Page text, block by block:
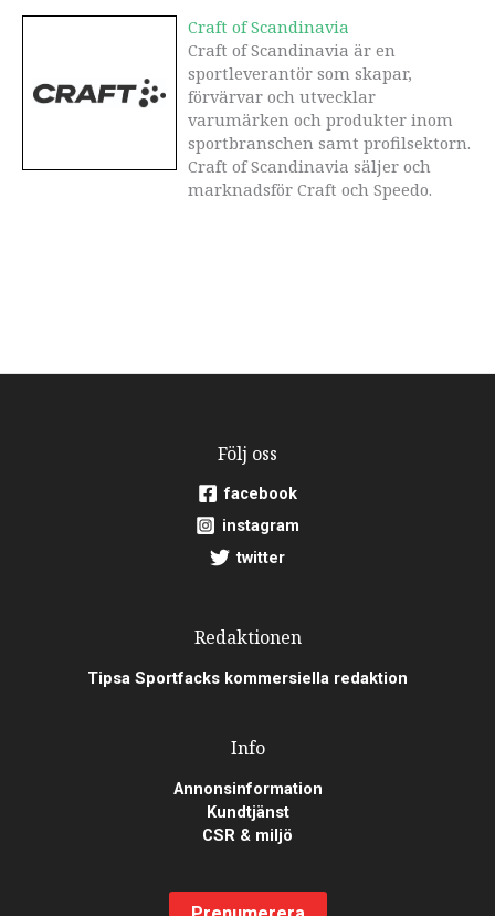
Craft of Scandinavia
Craft of Scandinavia är en
sportleverantör som skapar,
förvärvar och utvecklar
varumärken och produkter inom
sportbranschen samt profilsektorn.
Craft of Scandinavia säljer och
marknadsför Craft och Speedo.
Följ oss
facebook
instagram
twitter
Redaktionen
Tipsa Sportfacks kommersiella redaktion
Info
Annonsinformation
Kundtjänst
CSR & miljö